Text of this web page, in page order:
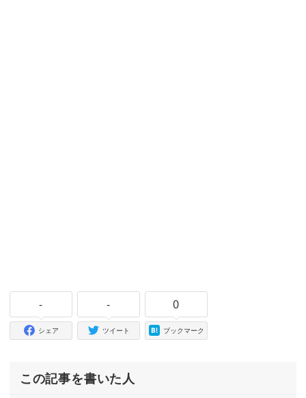
-
シェア
-
ツイート
0
ブックマーク
この記事を書いた人